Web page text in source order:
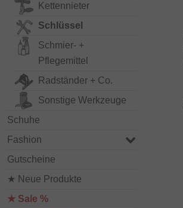
Kettennieter
Schlüssel
Schmier- +
Pflegemittel
Radständer + Co.
Sonstige Werkzeuge
Schuhe
Fashion
Gutscheine
★ Neue Produkte
★ Sale %